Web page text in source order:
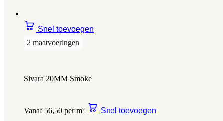
Snel toevoegen
2 maatvoeringen
Sivara 20MM Smoke
Vanaf 56,50 per m² Snel toevoegen